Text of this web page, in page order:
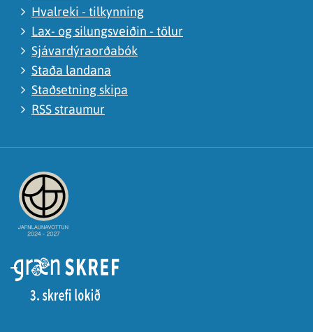
Hvalreki - tilkynning
Lax- og silungsveiðin - tölur
Sjávardýraorðabók
Staða landana
Staðsetning skipa
RSS straumur